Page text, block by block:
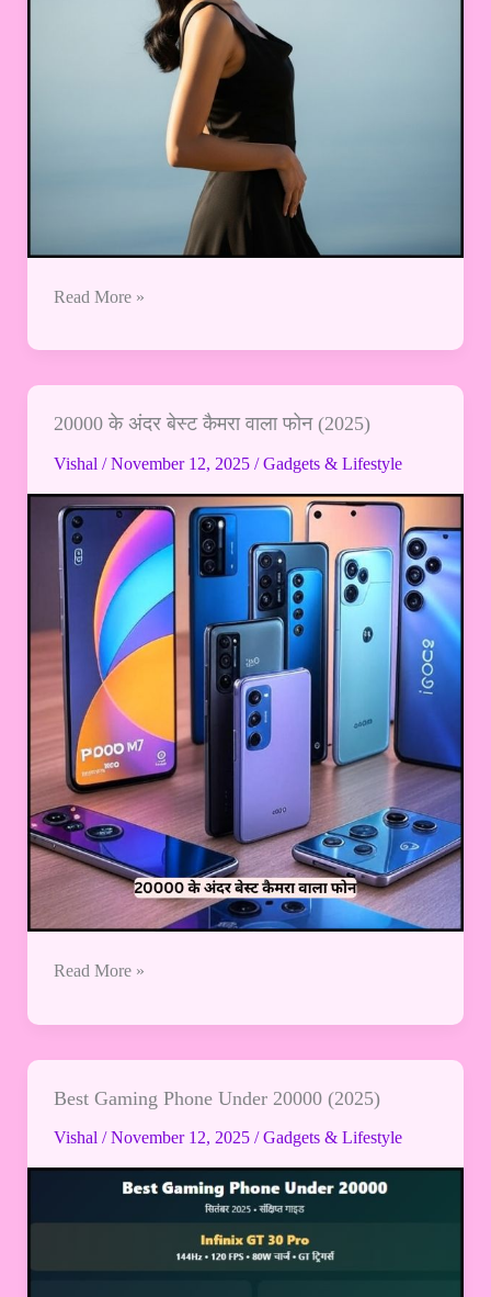
Read More »
20000 के अंदर बेस्ट कैमरा वाला फोन (2025)
Vishal /November 12, 2025 /Gadgets & Lifestyle
20000
अंदर
बेस्ट
कैमरा
वाला
फोन
(2025)
Read More »
Best Gaming Phone Under 20000 (2025)
Vishal /November 12, 2025 /Gadgets & Lifestyle
Best
Under